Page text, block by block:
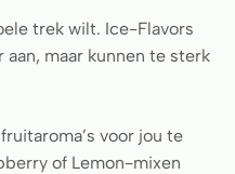
trek wilt. Ice-Flavors
maar kunnen te sterk
voor jou te
of Lemon-mixen